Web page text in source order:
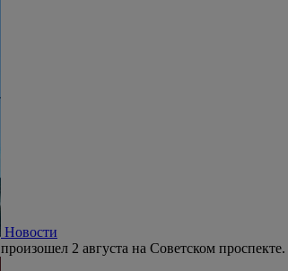
Новости
2 августа на Советском проспекте.